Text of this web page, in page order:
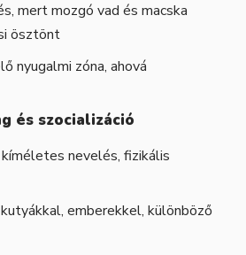
mert mozgó vad és macska
ösztönt
nyugalmi zóna, ahová
és szocializáció
nevelés, fizikális
emberekkel, különböző